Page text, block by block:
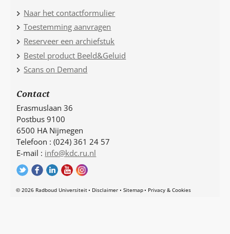
Naar het contactformulier
Toestemming aanvragen
Reserveer een archiefstuk
Bestel product Beeld&Geluid
Scans on Demand
Contact
Erasmuslaan 36
Postbus 9100
6500 HA Nijmegen
Telefoon : (024) 361 24 57
E-mail : info@kdc.ru.nl
© 2026 Radboud Universiteit Disclaimer Sitemap Privacy & Cookies